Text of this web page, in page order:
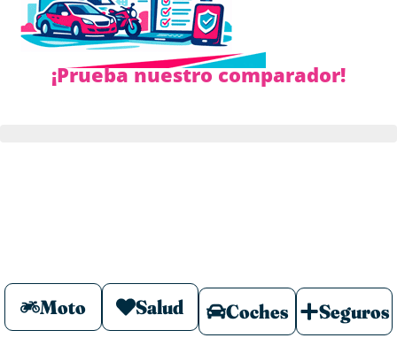
¡Prueba nuestro comparador!
Moto Salud Coches Seguros